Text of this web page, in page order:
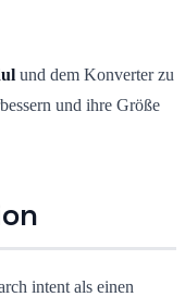
und dem Konverter zu
und ihre Größe
intent als einen